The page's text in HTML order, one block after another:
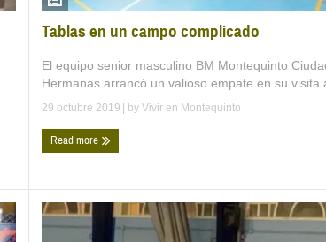
Tablas en un campo complicado
El equipo senior masculino BM Montequinto
Hermanas arrancó un valioso empate en su visita
29 octubre 2019 | by Vivir en Montequinto
Read more